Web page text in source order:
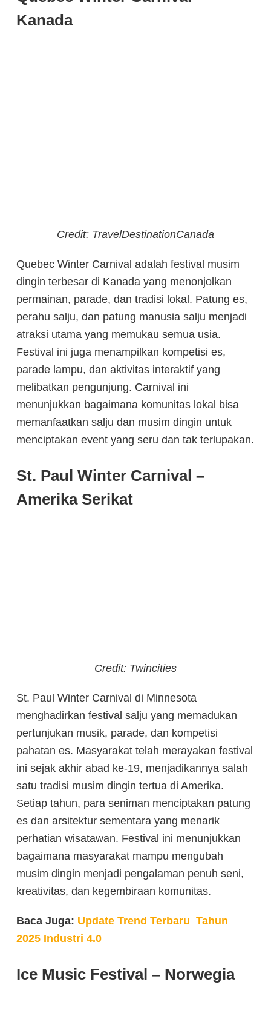
Kanada
Credit: TravelDestinationCanada
Quebec Winter Carnival adalah festival musim
dingin terbesar di Kanada yang menonjolkan
permainan, parade, dan tradisi lokal. Patung es,
perahu salju, dan patung manusia salju menjadi
atraksi utama yang memukau semua usia.
Festival ini juga menampilkan kompetisi es,
parade lampu, dan aktivitas interaktif yang
melibatkan pengunjung. Carnival ini
menunjukkan bagaimana komunitas lokal bisa
memanfaatkan salju dan musim dingin untuk
menciptakan event yang seru dan tak terlupakan.
St. Paul Winter Carnival –
Amerika Serikat
Credit: Twincities
St. Paul Winter Carnival di Minnesota
menghadirkan festival salju yang memadukan
pertunjukan musik, parade, dan kompetisi
pahatan es. Masyarakat telah merayakan festival
ini sejak akhir abad ke-19, menjadikannya salah
satu tradisi musim dingin tertua di Amerika.
Setiap tahun, para seniman menciptakan patung
es dan arsitektur sementara yang menarik
perhatian wisatawan. Festival ini menunjukkan
bagaimana masyarakat mampu mengubah
musim dingin menjadi pengalaman penuh seni,
kreativitas, dan kegembiraan komunitas.
Baca Juga: Update Trend Terbaru Tahun
2025 Industri 4.0
Ice Music Festival – Norwegia